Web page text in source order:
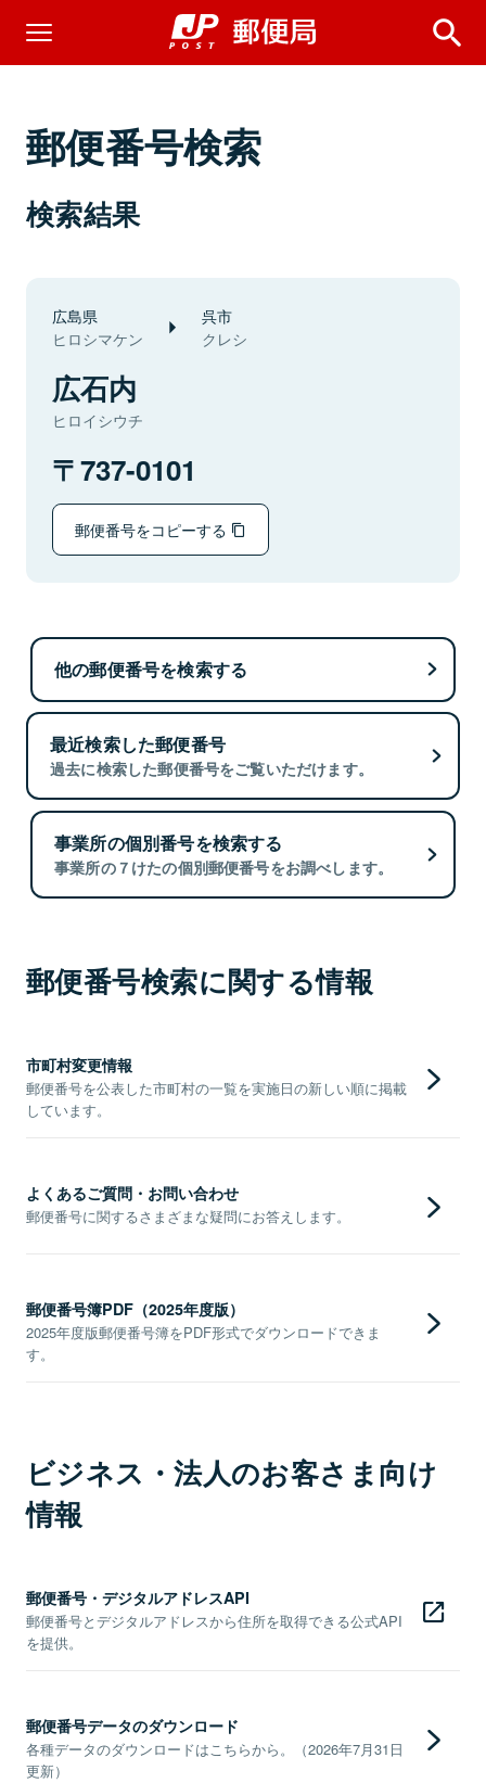
郵便番号検索
検索結果
広島県
ヒロシマケン
呉市
クレシ
広石内
ヒロイシウチ
737-0101
郵便番号をコピーする
他の郵便番号を検索する
最近検索した郵便番号
過去に検索した郵便番号をご覧いただけます。
事業所の個別番号を検索する
事業所の７けたの個別郵便番号をお調べします。
郵便番号検索に関する情報
市町村変更情報
郵便番号を公表した市町村の一覧を実施日の新しい順に掲載
しています。
よくあるご質問・お問い合わせ
郵便番号に関するさまざまな疑問にお答えします。
郵便番号簿PDF（2025年度版）
2025年度版郵便番号簿をPDF形式でダウンロードできま
す。
ビジネス・法人のお客さま向け
情報
郵便番号・デジタルアドレスAPI
郵便番号とデジタルアドレスから住所を取得できる公式API
を提供。
郵便番号データのダウンロード
各種データのダウンロードはこちらから。（2026年7月31日
更新）